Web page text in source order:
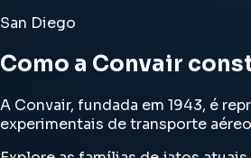
San Diego
Como a Convair
A Convair, fundada em 1943, é
experimentais de transporte